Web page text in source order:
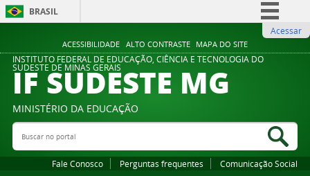
ACESSIBILIDADE ALTO CONTRASTE MAPA DO SITE
BRASIL
Comunica BR
Participe
Legislação
Acessar
INSTITUTO FEDERAL DE EDUCAÇÃO, CIÊNCIA E TECNOLOGIA DO
SUDESTE DE MINAS GERAIS
IF SUDESTE MG
MINISTÉRIO DA EDUCAÇÃO
Buscar no portal
Fale Conosco Perguntas frequentes Comunicação Social